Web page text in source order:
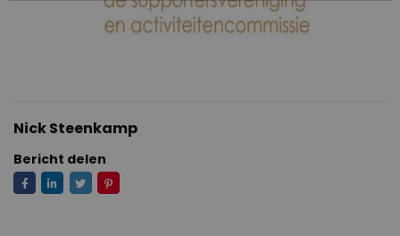
Nick Steenkamp
Bericht delen